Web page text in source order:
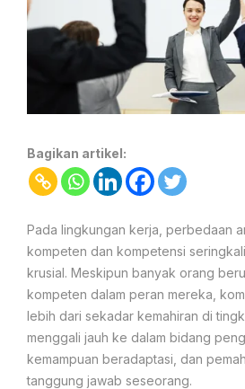
Bagikan artikel:
Pada lingkungan kerja, perbedaan
kompeten dan kompetensi
krusial. Meskipun banyak orang
kompeten dalam peran mereka,
lebih dari sekadar kemahiran di
menggali jauh ke dalam bidang
kemampuan beradaptasi, dan
tanggung jawab seseorang.